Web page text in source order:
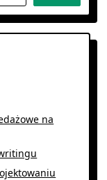
na